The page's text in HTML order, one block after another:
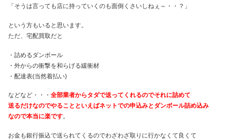
「そうは言っても店に持っていくのも面倒くさいしねぇ～・・？」
という方もいると思います。
ただ、宅配買取だと
・詰めるダンボール
・外からの衝撃を和らげる緩衝材
・配達表(当然着払い)
などなど・・・ 全部業者からタダで送ってくれるのでそれに詰めて
送るだけなのでやることといえばネットでの申込みとダンボール詰め込み
なので本当に楽です。
お金も銀行振込で送られてくるのでわざわざ取りに行かなくて良くて